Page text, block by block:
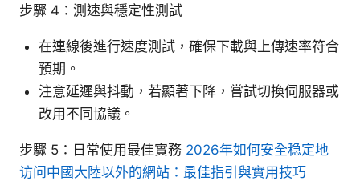
步驟 4：測速與穩定性測試
在連線後進行速度測試，確保下載與上傳速率符合
預期。
注意延遲與抖動，若顯著下降，嘗試切換伺服器或
改用不同協議。
步驟 5：日常使用最佳實務 2026年如何安全稳定地
访问中國大陸以外的網站：最佳指引與實用技巧